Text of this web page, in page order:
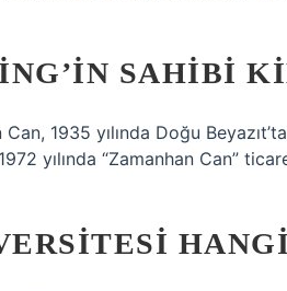
SAHIBI
1935 yılında Doğu
yılında “Zamanhan Can”